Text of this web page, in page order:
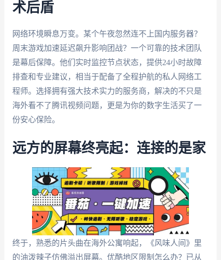
术后盾
网络环境瞬息万变。某个午夜忽然连不上国内服务器？
周末游戏加速延迟飙升影响团战？一个可靠的技术团队
是幕后保障。他们实时监控节点状态，提供24小时故障
排查和专业建议，相当于配备了全程护航的私人网络工
程师。选择拥有强大技术实力的服务商，解决的不只是
海外看不了腾讯视频问题，更是为你的数字生活买了一
份安心保险。
远方的屏幕终亮起：连接的是家
终于，熟悉的片头曲在海外公寓响起，《风味人间》里
的油泼辣子仿佛溢出屏幕。优酷地区限制怎么办？已从